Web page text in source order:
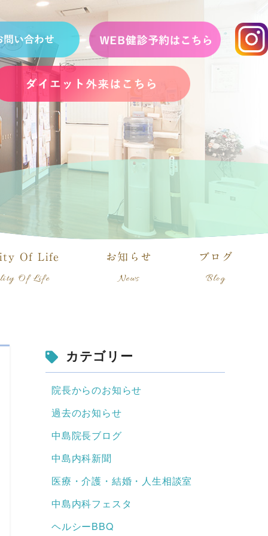
Of Life
Of Life
お知らせ
News
ブログ
Blog
カテゴリー
院長からのお知らせ
過去のお知らせ
中島院長ブログ
中島内科新聞
医療・介護・結婚・人生相談室
中島内科フェスタ
ヘルシーBBQ